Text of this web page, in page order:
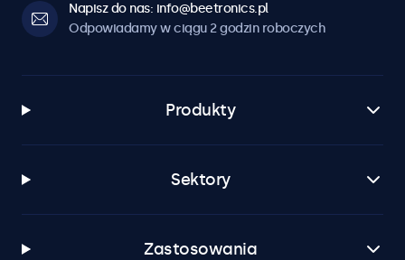
Napisz do nas: info@beetronics.pl
Odpowiadamy w ciągu 2 godzin roboczych
Produkty
Sektory
Zastosowania